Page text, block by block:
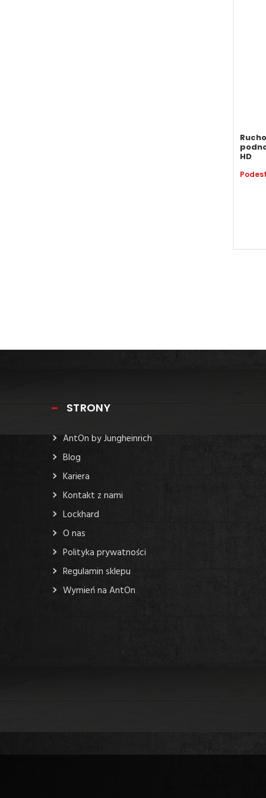
HD
STRONY
AntOn by Jungheinrich
Blog
Kariera
Kontakt z nami
Lockhard
O nas
Polityka prywatności
Regulamin sklepu
Wymień na AntOn